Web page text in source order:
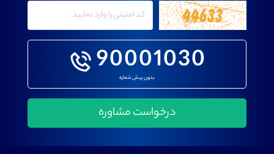
90001030
بدون پیش شماره